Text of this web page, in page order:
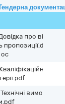
про ві
пропозиції.d
oc
вимо